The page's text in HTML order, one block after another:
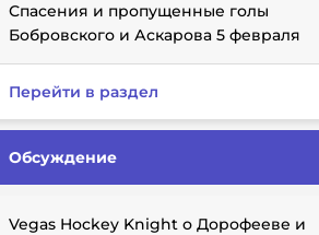
Спасения и пропущенные голы
Бобровского и Аскарова 5 февраля
Перейти в раздел
Обсуждение
Vegas Hockey Knight о Дорофееве и